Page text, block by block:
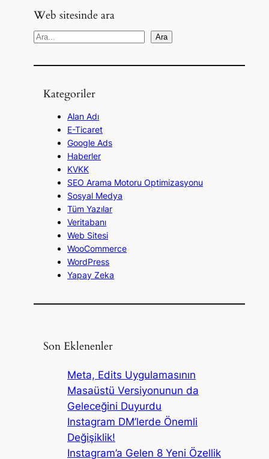
Web sitesinde ara
A
a
Ara
Kategoriler
Alan Adı
E-Ticaret
Google Ads
Haberler
KVKK
SEO Arama Motoru Optimizasyonu
Sosyal Medya
Tüm Yazılar
Veritabanı
Web Sitesi
WooCommerce
WordPress
Yapay Zeka
Son Eklenenler
Meta, Edits Uygulamasının
Masaüstü Versiyonunun da
Geleceğini Duyurdu
Instagram DM’lerde Önemli
Değişiklik!
Instagram’a Gelen 8 Yeni Özellik